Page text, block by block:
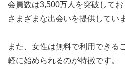
会員数は3,500万人を突破して
さまざまな出会いを提供していま
また、女性は無料で利用できる
軽に始められるのが特徴です。